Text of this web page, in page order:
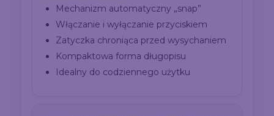
Mechanizm automatyczny „snap”
Włączanie i wyłączanie przyciskiem
Zatyczka chroniąca przed wysychaniem
Kompaktowa forma długopisu
Idealny do codziennego użytku